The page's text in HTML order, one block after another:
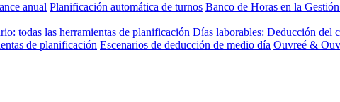
anual Planificación automática de turnos Banco de Horas en la
todas las herramientas de planificación Días laborables: Deducción del
de planificación Escenarios de deducción de medio día Ouvreé &